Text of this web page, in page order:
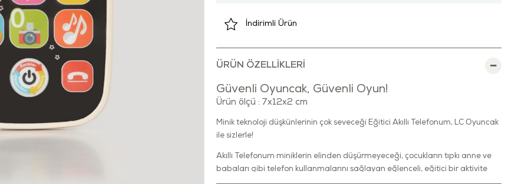
İndirimli Ürün
ÜRÜN ÖZELLIKLERI
Güvenli Oyuncak, Güvenli Oyun!
Ürün ölçü : 7x12x2 cm
Minik teknoloji düşkünlerinin çok seveceği Eğitici Akıllı Telefonum, LC Oyuncak
ile sizlerle!
Akıllı Telefonum miniklerin elinden düşürmeyeceği, çocukların tıpkı anne ve
babaları gibi telefon kullanmalarını sağlayan eğlenceli, eğitici bir aktivite